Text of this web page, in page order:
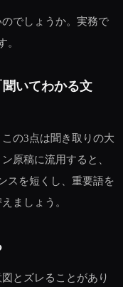
でしょうか。実務で
。
いてわかる文
の3点は聞き取りの大
原稿に流用すると、
スを短くし、重要語を
ましょう。
とズレることがあり